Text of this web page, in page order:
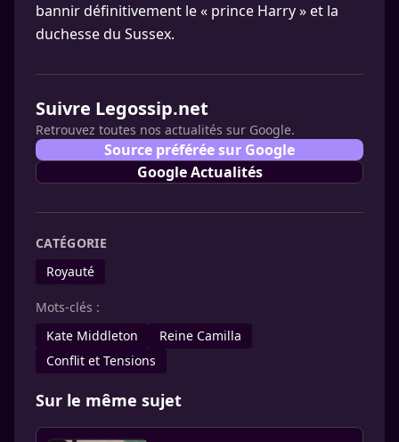
bannir définitivement le « prince Harry » et la
duchesse du Sussex.
Suivre Legossip.net
Retrouvez toutes nos actualités sur Google.
Source préférée sur Google
Google Actualités
CATÉGORIE
Royauté
Mots-clés :
Kate Middleton
Reine Camilla
Conflit et Tensions
Sur le même sujet